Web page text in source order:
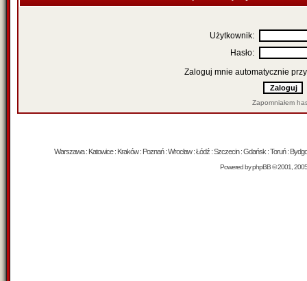
Użytkownik:
Hasło:
Zaloguj mnie automatycznie
Zapomniałem
Warszawa : Katowice : Kraków : Poznań : Wrocław : Łódź : Szczecin : Gdańsk : Toruń :
Powered byphpBB© 2001,